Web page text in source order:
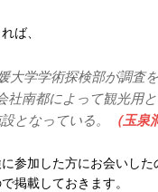
ば、
大学学術探検部が調査
社南都によって観光用
となっている。
（玉
参加した方にお会いし
掲載しておきます。